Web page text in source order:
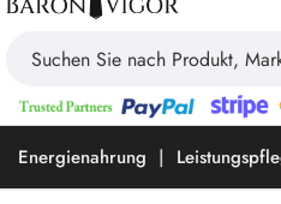
Energienahrung